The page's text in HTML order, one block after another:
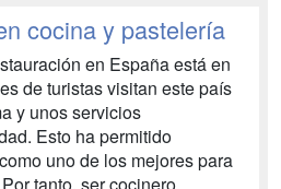
cocina y pastelería
en España está en
de turistas visitan este país
y unos servicios
Esto ha permitido
uno de los mejores para